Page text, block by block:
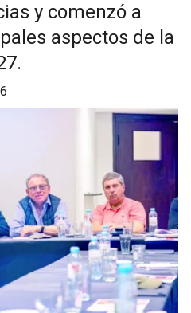
y comenzó a
aspectos de la